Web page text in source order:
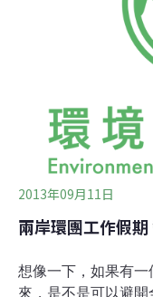
中南部較少，花東
葛兆年表示，林試
的平地造林區，造
林。林試所從去（
拍攝到麝香貓的數
境。負責架設相機
2013年09月11日
兩岸環團工作假
想像一下，如果有
來，是不是可以避